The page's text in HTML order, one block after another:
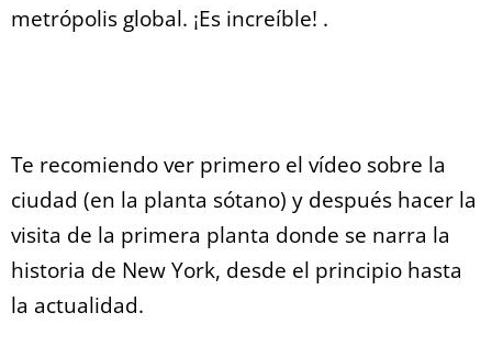
metrópolis global. ¡Es increíble! .
Te recomiendo ver primero el vídeo sobre la
ciudad (en la planta sótano) y después hacer la
visita de la primera planta donde se narra la
historia de New York, desde el principio hasta
la actualidad.